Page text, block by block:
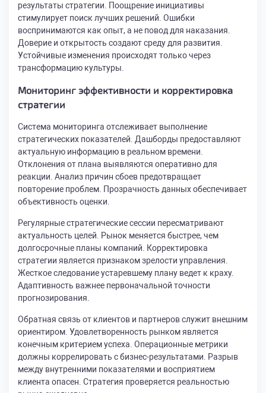
результаты стратегии. Поощрение инициативы
стимулирует поиск лучших решений. Ошибки
воспринимаются как опыт, а не повод для наказания.
Доверие и открытость создают среду для развития.
Устойчивые изменения происходят только через
трансформацию культуры.
Мониторинг эффективности и корректировка
стратегии
Система мониторинга отслеживает выполнение
стратегических показателей. Дашборды предоставляют
актуальную информацию в реальном времени.
Отклонения от плана выявляются оперативно для
реакции. Анализ причин сбоев предотвращает
повторение проблем. Прозрачность данных обеспечивает
объективность оценки.
Регулярные стратегические сессии пересматривают
актуальность целей. Рынок меняется быстрее, чем
долгосрочные планы компаний. Корректировка
стратегии является признаком зрелости управления.
Жесткое следование устаревшему плану ведет к краху.
Адаптивность важнее первоначальной точности
прогнозирования.
Обратная связь от клиентов и партнеров служит внешним
ориентиром. Удовлетворенность рынком является
конечным критерием успеха. Операционные метрики
должны коррелировать с бизнес-результатами. Разрыв
между внутренними показателями и восприятием
клиента опасен. Стратегия проверяется реальностью